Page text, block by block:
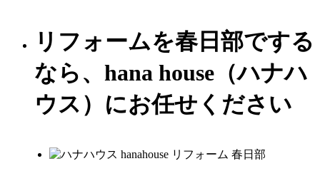
リフォームを春日部でする
なら、hana house（ハナハ
ウス）にお任せください